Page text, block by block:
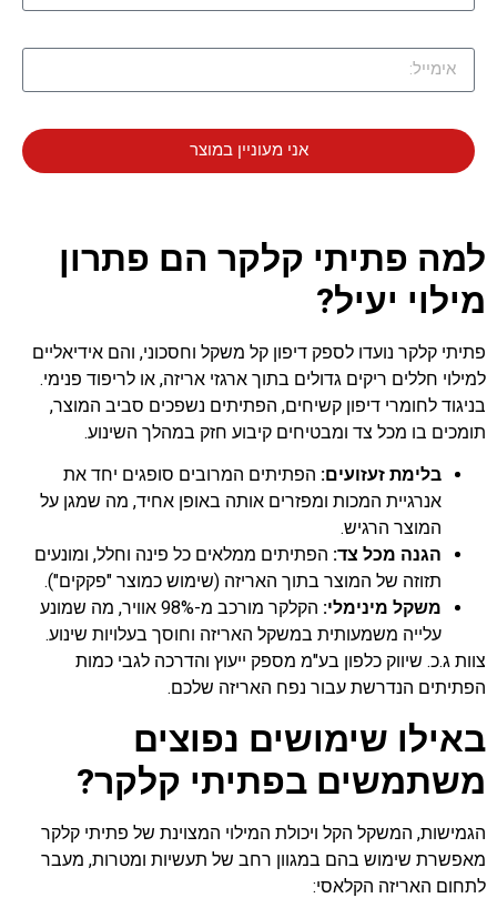
אני מעוניין במוצר
למה פתיתי קלקר הם פתרון
מילוי יעיל?
פתיתי קלקר נועדו לספק דיפון קל משקל וחסכוני, והם אידיאליים
למילוי חללים ריקים גדולים בתוך ארגזי אריזה, או לריפוד פנימי.
בניגוד לחומרי דיפון קשיחים, הפתיתים נשפכים סביב המוצר,
תומכים בו מכל צד ומבטיחים קיבוע חזק במהלך השינוע.
בלימת זעזועים: הפתיתים המרובים סופגים יחד את
אנרגיית המכות ומפזרים אותה באופן אחיד, מה שמגן על
המוצר הרגיש.
הגנה מכל צד: הפתיתים ממלאים כל פינה וחלל, ומונעים
תזוזה של המוצר בתוך האריזה (שימוש כמוצר "פקקים").
משקל מינימלי:
הקלקר מורכב מ-98% אוויר, מה שמונע
עלייה משמעותית במשקל האריזה וחוסך בעלויות שינוע.
צוות ג.כ. שיווק כלפון בע"מ מספק ייעוץ והדרכה לגבי כמות
הפתיתים הנדרשת עבור נפח האריזה שלכם.
באילו שימושים נפוצים
משתמשים בפתיתי קלקר?
הגמישות, המשקל הקל ויכולת המילוי המצוינת של פתיתי קלקר
מאפשרת שימוש בהם במגוון רחב של תעשיות ומטרות, מעבר
לתחום האריזה הקלאסי: